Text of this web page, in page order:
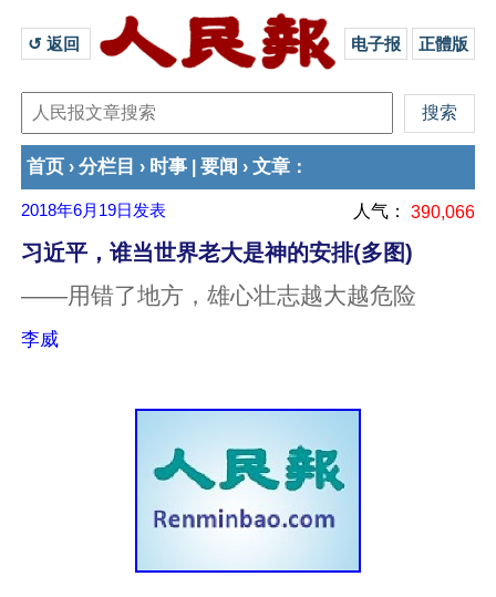
↺ 返回 电子报 正體版
首页 › 分栏目 › 时事 要闻 › 文章 ：
2018年6月19日 发表 人气： 390,066
习近平，谁当世界老大是神的安排(多图)
——用错了地方，雄心壮志越大越危险
李威